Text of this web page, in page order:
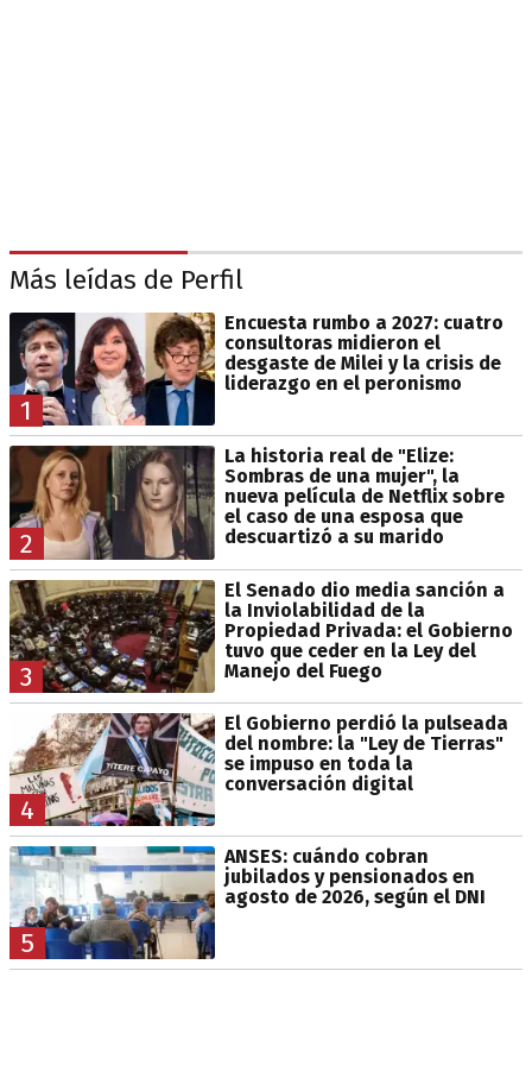
Más leídas de Perfil
1
Encuesta rumbo a 2027: cuatro
consultoras midieron el
desgaste de Milei y la crisis de
liderazgo en el peronismo
2
La historia real de "Elize:
Sombras de una mujer", la
nueva película de Netflix sobre
el caso de una esposa que
descuartizó a su marido
3
El Senado dio media sanción a
la Inviolabilidad de la
Propiedad Privada: el Gobierno
tuvo que ceder en la Ley del
Manejo del Fuego
4
El Gobierno perdió la pulseada
del nombre: la "Ley de Tierras"
se impuso en toda la
conversación digital
5
ANSES: cuándo cobran
jubilados y pensionados en
agosto de 2026, según el DNI